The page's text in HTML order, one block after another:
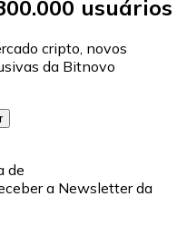
usuários
cripto, novos
da Bitnovo
de
a Newsletter da